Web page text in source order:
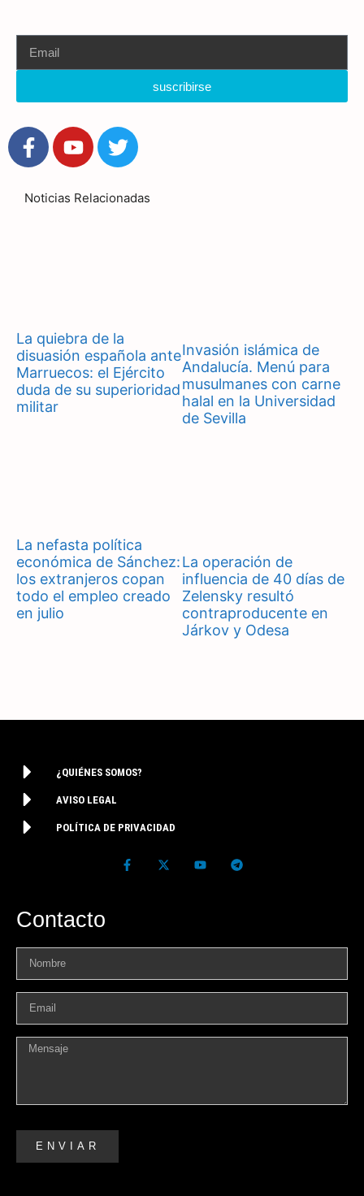
suscribirse
Noticias Relacionadas
La quiebra de la
disuasión española ante
Marruecos: el Ejército
duda de su superioridad
militar
Invasión islámica de
Andalucía. Menú para
musulmanes con carne
halal en la Universidad
de Sevilla
La nefasta política
económica de Sánchez:
los extranjeros copan
todo el empleo creado
en julio
La operación de
influencia de 40 días de
Zelensky resultó
contraproducente en
Járkov y Odesa
¿QUIÉNES SOMOS?
AVISO LEGAL
POLÍTICA DE PRIVACIDAD
Contacto
ENVIAR